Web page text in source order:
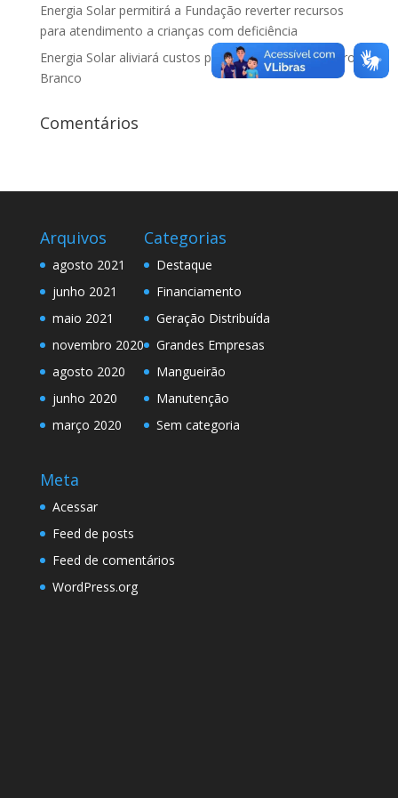
Energia Solar permitirá a Fundação reverter recursos
para atendimento a crianças com deficiência
Energia Solar aliviará custos para famílias da Vila Barro
Branco
Comentários
Arquivos
agosto 2021
junho 2021
maio 2021
novembro 2020
agosto 2020
junho 2020
março 2020
Categorias
Destaque
Financiamento
Geração Distribuída
Grandes Empresas
Mangueirão
Manutenção
Sem categoria
Meta
Acessar
Feed de posts
Feed de comentários
WordPress.org